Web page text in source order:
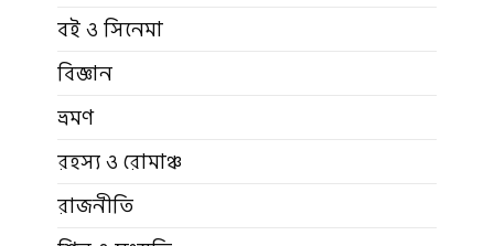
বই ও সিনেমা
বিজ্ঞান
ভ্রমণ
রহস্য ও রোমাঞ্চ
রাজনীতি